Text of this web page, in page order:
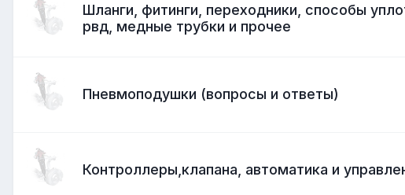
Шланги, фитинги, переходники, способы
рвд, медные трубки и прочее
Пневмоподушки (вопросы и ответы)
Контроллеры,клапана, автоматика и